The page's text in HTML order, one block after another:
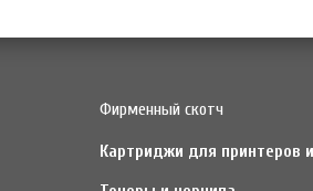
Фирменный скотч
Картриджи для принтеров